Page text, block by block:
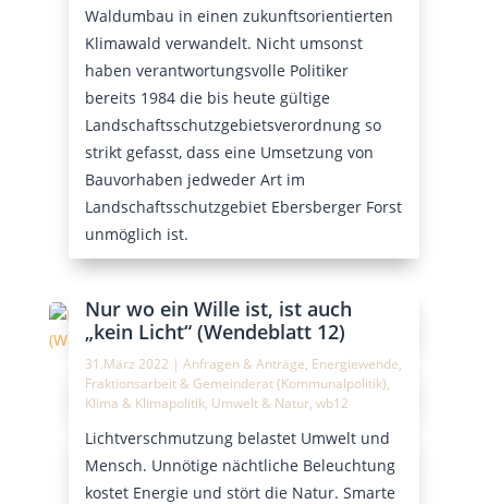
Waldumbau in einen zukunftsorientierten
Klimawald verwandelt. Nicht umsonst
haben verantwortungsvolle Politiker
bereits 1984 die bis heute gültige
Landschaftsschutzgebietsverordnung so
strikt gefasst, dass eine Umsetzung von
Bauvorhaben jedweder Art im
Landschaftsschutzgebiet Ebersberger Forst
unmöglich ist.
Nur wo ein Wille ist, ist auch
„kein Licht“ (Wendeblatt 12)
31.März 2022 | Anfragen & Anträge, Energiewende,
Fraktionsarbeit & Gemeinderat (Kommunalpolitik),
Klima & Klimapolitik, Umwelt & Natur, wb12
Lichtverschmutzung belastet Umwelt und
Mensch. Unnötige nächtliche Beleuchtung
kostet Energie und stört die Natur. Smarte